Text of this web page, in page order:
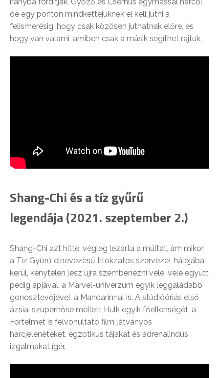
irányba fordítják. Győző és Csernus egymással harcol,
de egy ponton mindkettejüknek el kell jutni a
felismerésig, hogy csak közösen juthatnak előre, és
hogy van valami, amiben csak a másik segíthet rajtuk.
Shang-Chi és a tíz gyűrű
legendája (2021. szeptember 2.)
Shang-Chi azt hitte, végleg lezárta a múltat, ám mikor
a Tíz Gyűrű elnevezésű titokzatos szervezet hálójába
kerül, kénytelen lesz újra szembenézni vele, vele együtt
pedig apjával, a Marvel-univerzum egyik leggaládabb
gonosztevőjével, a Mandarinnal is. A stúdióóriás első
ázsiai szuperhőse mellett Hulk egyik főellenségét, a
Förtelmet is felvonultató film látványos
harcjeleneteket, egzotikus tájakat és adrenalindús
izgalmakat ígér.